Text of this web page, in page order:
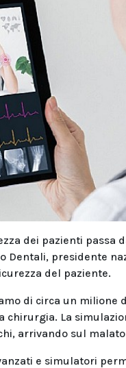
dei pazienti passa
Dentali, presidente
del paziente.
di circa un milione
La
arrivando sul
e simulatori